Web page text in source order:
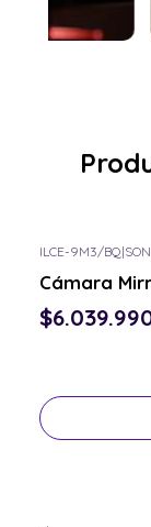
ILCE-9M3/BQ|
Cámara